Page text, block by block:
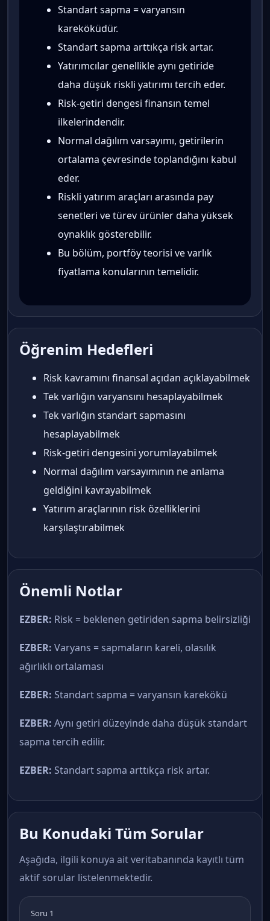
Standart sapma = varyansın
kareköküdür.
Standart sapma arttıkça risk artar.
Yatırımcılar genellikle aynı getiride
daha düşük riskli yatırımı tercih eder.
Risk-getiri dengesi finansın temel
ilkelerindendir.
Normal dağılım varsayımı, getirilerin
ortalama çevresinde toplandığını kabul
eder.
Riskli yatırım araçları arasında pay
senetleri ve türev ürünler daha yüksek
oynaklık gösterebilir.
Bu bölüm, portföy teorisi ve varlık
fiyatlama konularının temelidir.
Öğrenim Hedefleri
Risk kavramını finansal açıdan açıklayabilmek
Tek varlığın varyansını hesaplayabilmek
Tek varlığın standart sapmasını
hesaplayabilmek
Risk-getiri dengesini yorumlayabilmek
Normal dağılım varsayımının ne anlama
geldiğini kavrayabilmek
Yatırım araçlarının risk özelliklerini
karşılaştırabilmek
Önemli Notlar
EZBER: Risk = beklenen getiriden sapma belirsizliği
EZBER: Varyans = sapmaların kareli, olasılık
ağırlıklı ortalaması
EZBER: Standart sapma = varyansın karekökü
EZBER: Aynı getiri düzeyinde daha düşük standart
sapma tercih edilir.
EZBER: Standart sapma arttıkça risk artar.
Bu Konudaki Tüm Sorular
Aşağıda, ilgili konuya ait veritabanında kayıtlı tüm
aktif sorular listelenmektedir.
Soru 1